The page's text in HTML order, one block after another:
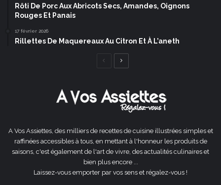
Rôti De Porc Aux Abricots Secs, Amandes, Oignons
Rouges Et Panais
17 février 2026
Rillettes De Maquereaux Au Citron Et À L’aneth
Page
A Vos Assiettes, des milliers de recettes de cuisine illustrées simples et
raffinées accessibles à tous, en mettant à l'honneur les produits de
saisons, c'est également de l'art de vivre, des actualités culinaires et
bien plus encore ...
Laissez-vous emporter par vos sens et régalez-vous !